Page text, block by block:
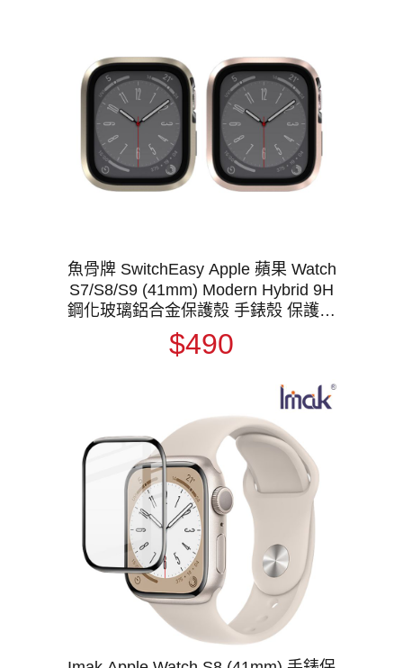
魚骨牌 SwitchEasy Apple 蘋果 Watch
S7/S8/S9 (41mm) Modern Hybrid 9H
鋼化玻璃鋁合金保護殼 手錶殼 保護套
金屬邊框 殼膜一體
$490